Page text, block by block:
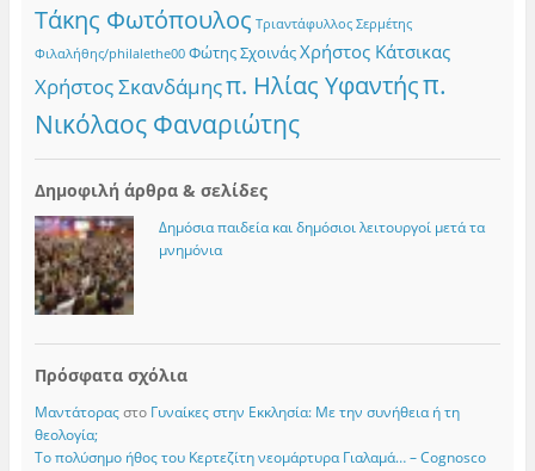
Τάκης Φωτόπουλος Τριαντάφυλλος Σερμέτης
Φιλαλήθης/philalethe00 Φώτης ΣχοινάςΧρήστος Κάτσικας
Χρήστος Σκανδάμηςπ. Ηλίας Υφαντήςπ.
Νικόλαος Φαναριώτης
Δημοφιλή άρθρα & σελίδες
Δημόσια παιδεία και δημόσιοι λειτουργοί μετά τα
μνημόνια
Πρόσφατα σχόλια
Μαντάτοραςστο Γυναίκες στην Εκκλησία: Με την συνήθεια ή τη
θεολογία;
Το πολύσημο ήθος του Κερτεζίτη νεομάρτυρα Γιαλαμά… – Cognosco